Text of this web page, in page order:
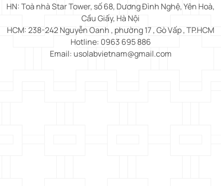
HN: Toà nhà Star Tower, số 68, Dương Đình Nghệ, Yên Hoà,
Cầu Giấy, Hà Nội
HCM: 238-242 Nguyễn Oanh , phường 17 , Gò Vấp , TP.HCM
Hotline: 0963 695 886
Email: usolabvietnam@gmail.com